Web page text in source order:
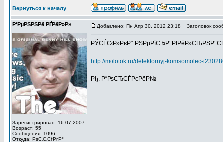
Вернуться к началу
Р‘РµРЅРЅРё РҐРёР»Р»
Зарегистрирован: 16.07.2007
Возраст: 55
Сообщения: 1096
Откуда: РѕС‚С‚СѓРґР°
Добавлено: Пн Апр 30, 2012 23:18 Заголовок
РЎСЃС‹Р»РєР°
http://molotok.ru/detektornyj-komsomolec-
Рђ. Р“РѕСЂСЃРєРёР№